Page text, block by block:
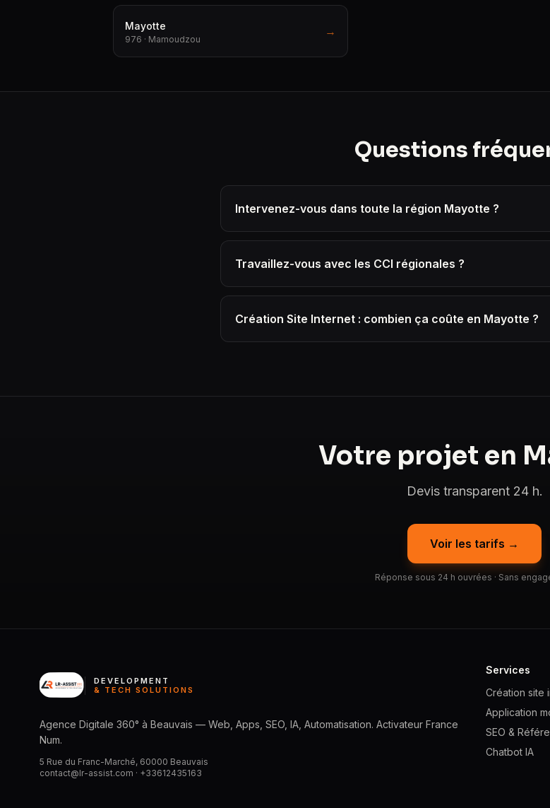
Mayotte
976 · Mamoudzou
→
Questions
Intervenez-vous dans toute la région Mayotte ?
Travaillez-vous avec les CCI régionales ?
Création Site Internet : combien ça coûte en Mayotte ?
Votre projet en
Devis transparent 24 h.
Voir les tarifs →
Réponse sous 24 h ouvrées · Sans
DEVELOPMENT
& TECH SOLUTIONS
Agence Digitale 360° à Beauvais — Web, Apps, SEO, IA, Automatisation. Activateur France
Num.
5 Rue du Franc-Marché, 60000 Beauvais
contact@lr-assist.com · +33612435163
Services
Création site
Application
SEO &
Chatbot IA